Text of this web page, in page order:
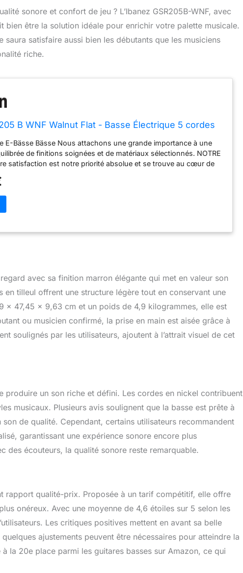
sonore et confort de jeu ? L’Ibanez GSR205B-WNF, avec
être la solution idéale pour enrichir votre palette musicale.
satisfaire aussi bien les débutants que les musiciens
riche.
B WNF Walnut Flat - Basse Électrique 5 cordes
E-Bässe Bässe Nous attachons une grande importance à une
de finitions soignées et de matériaux sélectionnés. NOTRE
satisfaction est notre priorité absolue et se trouve au cœur de
avec sa finition marron élégante qui met en valeur son
tilleul offrent une structure légère tout en conservant une
x 47,45 x 9,63 cm et un poids de 4,9 kilogrammes, elle est
ou musicien confirmé, la prise en main est aisée grâce à
soulignés par les utilisateurs, ajoutent à l’attrait visuel de cet
un son riche et défini. Les cordes en nickel contribuent
musicaux. Plusieurs avis soulignent que la basse est prête à
de qualité. Cependant, certains utilisateurs recommandent
garantissant une expérience sonore encore plus
des écouteurs, la qualité sonore reste remarquable.
rapport qualité-prix. Proposée à un tarif compétitif, elle offre
onéreux. Avec une moyenne de 4,6 étoiles sur 5 selon les
Les critiques positives mettent en avant sa belle
ajustements peuvent être nécessaires pour atteindre la
la 20e place parmi les guitares basses sur Amazon, ce qui